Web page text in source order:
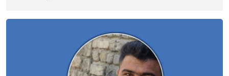
Artêşa Pasdaran a Îranê hat kuştin